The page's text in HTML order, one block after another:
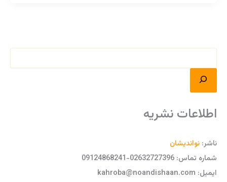
اطلاعات نشریه
ناشر: نواندیشان
شماره تماس: 02632727396-09124868241
ایمیل: kahroba@noandishaan.com